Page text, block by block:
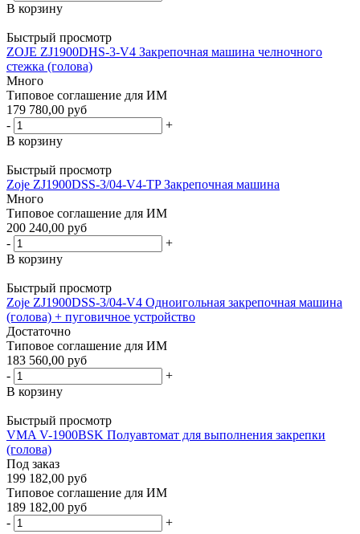
В корзину
Быстрый просмотр
ZOJE ZJ1900DHS-3-V4 Закрепочная машина челночного
стежка (голова)
Много
Типовое соглашение для ИМ
179 780,00 руб
-
+
В корзину
Быстрый просмотр
Zoje ZJ1900DSS-3/04-V4-TP Закрепочная машина
Много
Типовое соглашение для ИМ
200 240,00 руб
-
+
В корзину
Быстрый просмотр
Zoje ZJ1900DSS-3/04-V4 Одноигольная закрепочная машина
(голова) + пуговичное устройство
Достаточно
Типовое соглашение для ИМ
183 560,00 руб
-
+
В корзину
Быстрый просмотр
VMA V-1900BSK Полуавтомат для выполнения закрепки
(голова)
Под заказ
199 182,00 руб
Типовое соглашение для ИМ
189 182,00 руб
-
+